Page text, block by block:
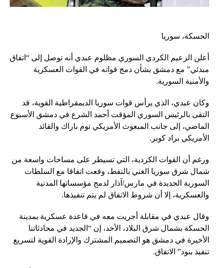
الحسكة، سوريا
أعلن الزعيم الكردي السوري مظلوم عبدي أنه توصل إلى “اتفاق
مبدئي” مع دمشق بشأن دمج قواته في القوات العسكرية
والأمنية السورية.
وكان عبدي، الذي يرأس قوات سوريا الديمقراطية القوية، قد
التقى بالرئيس السوري المؤقت أحمد الشرع في دمشق الأسبوع
الماضي، إلى جانب المبعوث الأمريكي توم باراك والقائد
الأمريكي براد كوبر.
ورغم أن القوات الكردية، التي تسيطر على مساحات واسعة من
شمال شرق سوريا الغني بالنفط، وقعت اتفاقا مع السلطات
السورية الجديدة في مارس/آذار لدمج مؤسساتها المدنية
والعسكرية، إلا أن شروط الاتفاق لم يتم تنفيذها.
وقال عبدي في مقابلة أجريت معه في قاعدة عسكرية بمدينة
الحسكة بشمال شرق البلاد، الأحد، إن “الجديد في محادثاتنا
الأخيرة في دمشق هو التصميم المشترك والإرادة القوية لتسريع
تنفيذ بنود” الاتفاق.